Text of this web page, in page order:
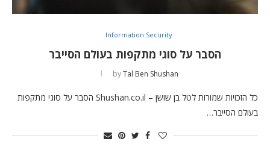
Information Security
הסבר על סוגי מתקפות בעולם הסייבר
byTal Ben Shushan
כל הזכויות שמורות לטל בן שושן – Shushan.co.il הסבר על סוגי מתקפות
בעולם הסייבר…